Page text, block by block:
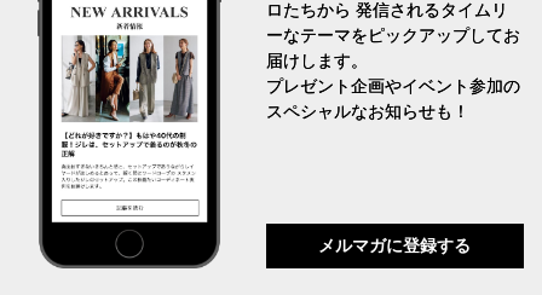
ロたちから 発信されるタイムリ
ーなテーマをピックアップしてお
届けします。
プレゼント企画やイベント参加の
スペシャルなお知らせも！
メルマガに登録する